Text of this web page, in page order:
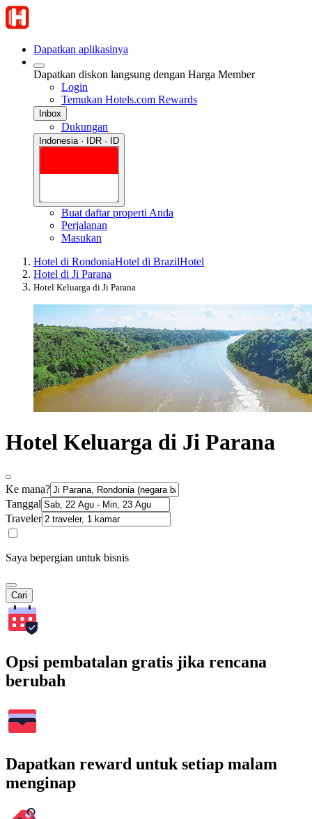
Dapatkan aplikasinya
Dapatkan diskon langsung dengan Harga Member
Login
Temukan Hotels.com Rewards
Inbox
Dukungan
Indonesia · IDR · ID
Buat daftar properti Anda
Perjalanan
Masukan
Hotel di RondoniaHotel di BrazilHotel
Hotel di Ji Parana
Hotel Keluarga di Ji Parana
Hotel Keluarga di Ji Parana
Ke mana?
Tanggal
Traveler
Saya bepergian untuk bisnis
Cari
Opsi pembatalan gratis jika rencana
berubah
Dapatkan reward untuk setiap malam
menginap